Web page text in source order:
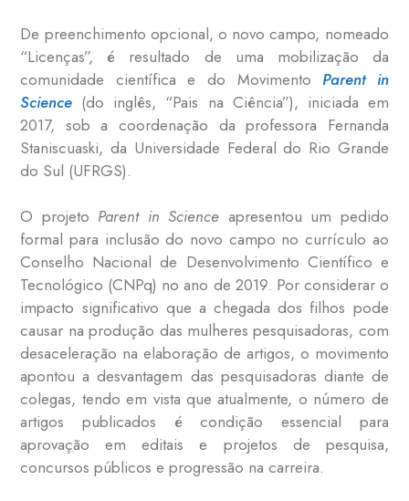
De preenchimento opcional, o novo campo, nomeado
“Licenças”, é resultado de uma mobilização da
comunidade científica e do Movimento Parent in
Science (do inglês, “Pais na Ciência”), iniciada em
2017, sob a coordenação da professora Fernanda
Staniscuaski, da Universidade Federal do Rio Grande
do Sul (UFRGS).
O projeto Parent in Science apresentou um pedido
formal para inclusão do novo campo no currículo ao
Conselho Nacional de Desenvolvimento Científico e
Tecnológico (CNPq) no ano de 2019. Por considerar o
impacto significativo que a chegada dos filhos pode
causar na produção das mulheres pesquisadoras, com
desaceleração na elaboração de artigos, o movimento
apontou a desvantagem das pesquisadoras diante de
colegas, tendo em vista que atualmente, o número de
artigos publicados é condição essencial para
aprovação em editais e projetos de pesquisa,
concursos públicos e progressão na carreira.